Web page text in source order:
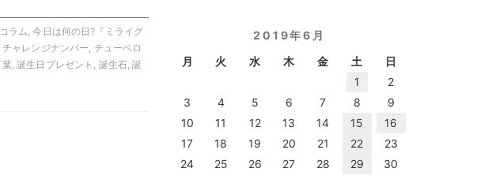
ラム,今日は何の日?『ミライグ
チャレンジナンバー, チューベロ
葉,誕生日プレゼント , 誕生石,誕
2019年6月
月
火 水 木 金 土
日
1
2
3
4 5 6 7 8
9
10
11 12 13 14 15
16
17
18 19 20 21 22
23
24
25 26 27 28 29
30